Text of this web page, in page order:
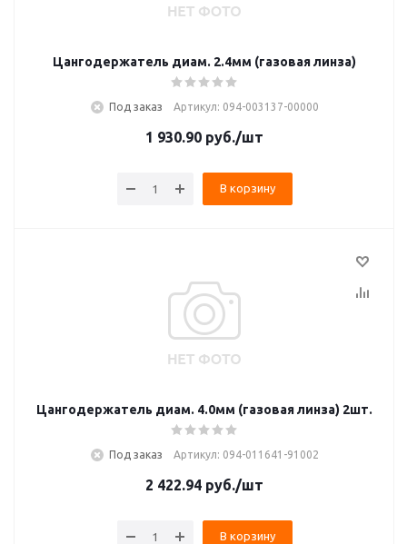
Цангодержатель диам. 2.4мм (газовая линза)
Под заказ Артикул: 094-003137-00000
1 930.90 руб./шт
В корзину
Цангодержатель диам. 4.0мм (газовая линза) 2шт.
Под заказ Артикул: 094-011641-91002
2 422.94 руб./шт
В корзину